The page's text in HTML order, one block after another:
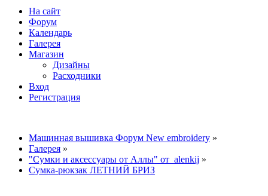
На сайт
Форум
Календарь
Галерея
Магазин
Дизайны
Расходники
Вход
Регистрация
Машинная вышивка Форум New embroidery »
Галерея »
"Сумки и аксессуары от Аллы" от alenkij »
Сумка-рюкзак ЛЕТНИЙ БРИЗ